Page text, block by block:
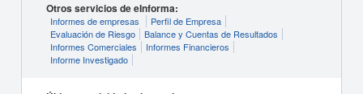
Otros servicios de eInforma:
Informes de empresas
Perfil de Empresa
Evaluación de Riesgo
Balance y Cuentas de Resultados
Informes Comerciales
Informes Financieros
Informe Investigado